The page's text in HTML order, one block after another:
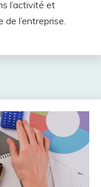
l’activité et
l’entreprise.